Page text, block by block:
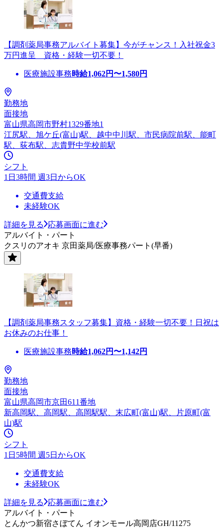
【調剤薬局事務アルバイト募集】今がチャンス！入社祝金3
万円進呈 資格・経験一切不要！
医療施設事務時給1,062円〜1,580円
勤務地
面接地
富山県高岡市野村1329番地1
江尻駅、旭ケ丘(富山)駅、越中中川駅、市民病院前駅、能町
駅、荻布駅、志貴野中学校前駅
シフト
1日3時間 週3日からOK
交通費支給
未経験OK
詳細を見る
応募画面に進む
アルバイト・パート
クスリのアオキ 京田薬局/医療事務パート(早番)
【調剤薬局事務スタッフ募集】資格・経験一切不要！日祝は
お休みのお仕事！
医療施設事務時給1,062円〜1,142円
勤務地
面接地
富山県高岡市京田611番地
新高岡駅、高岡駅、高岡駅駅、末広町(富山)駅、片原町(富
山)駅
シフト
1日5時間 週5日からOK
交通費支給
未経験OK
詳細を見る
応募画面に進む
アルバイト・パート
とんかつ新宿さぼてん イオンモール高岡店GH/11275